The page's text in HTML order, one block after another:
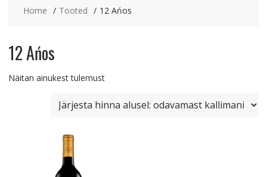
Home Tooted 12 Ańos
12 Ańos
Näitan ainukest tulemust